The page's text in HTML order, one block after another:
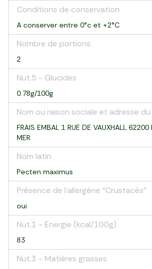
Conditions de conservation
A conserver entre 0°c et +2°C
Nombre de portions
2
Nut.5 - Glucides
0.78g/100g
Nom ou raison sociale et adresse
FRAIS EMBAL 1 RUE DE VAUXHALL 62200
MER
Nom latin
Pecten maximus
Présence de l'allergène "Crustacés"
oui
Nut.1 - Energie (kcal/100g)
83
Nut.3 - Matières grasses